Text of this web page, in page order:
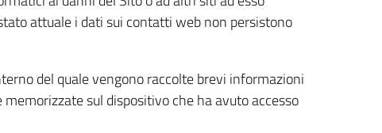
attuale i dati sui contatti web non persistono
del quale vengono raccolte brevi informazioni
sul dispositivo che ha avuto accesso